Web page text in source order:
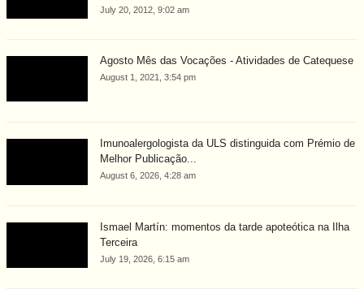
July 20, 2012, 9:02 am
Agosto Mês das Vocações - Atividades de Catequese
August 1, 2021, 3:54 pm
Imunoalergologista da ULS distinguida com Prémio de
Melhor Publicação...
August 6, 2026, 4:28 am
Ismael Martín: momentos da tarde apoteótica na Ilha
Terceira
July 19, 2026, 6:15 am